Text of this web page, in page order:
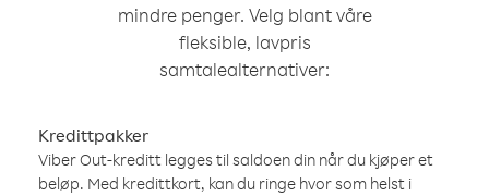
mindre penger. Velg blant våre
fleksible, lavpris
samtalealternativer:
Kredittpakker
Viber Out-kreditt legges til saldoen din når du kjøper et
beløp. Med kredittkort, kan du ringe hvor som helst i